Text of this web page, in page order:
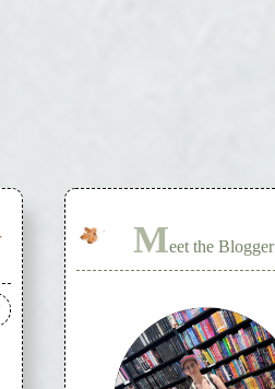
Meet the Blogger